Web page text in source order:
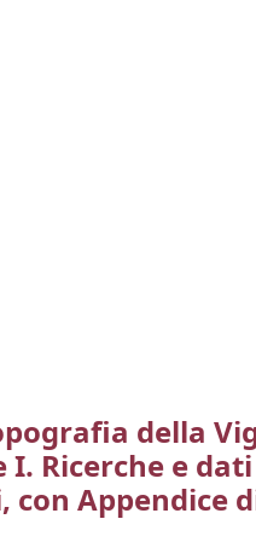
della
I. Ricerche e dati
con Appendice